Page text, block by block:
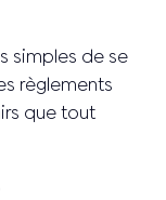
simples de se
règlements
que tout